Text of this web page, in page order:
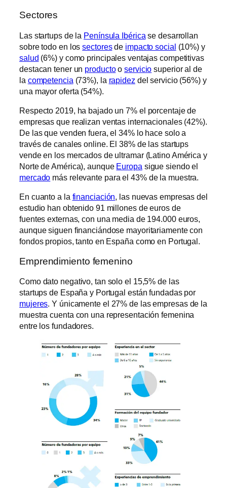
Sectores
Las startups de la Península Ibérica se desarrollan
sobre todo en lossectoresde impacto social (10%) y
salud (6%) y como principales ventajas competitivas
destacan tener un productooservicio superior al de
la competencia (73%), la rapidez del servicio (56%) y
una mayor oferta (54%).
Respecto 2019, ha bajado un 7% el porcentaje de
empresas que realizan ventas internacionales (42%).
De las que venden fuera, el 34% lo hace solo a
través de canales online. El 38% de las startups
vende en los mercados de ultramar (Latino América y
Norte de América), aunque Europa sigue siendo el
mercado más relevante para el 43% de la muestra.
En cuanto a la financiación, las nuevas empresas del
estudio han obtenido 91 millones de euros de
fuentes externas, con una media de 194.000 euros,
aunque siguen financiándose mayoritariamente con
fondos propios, tanto en España como en Portugal.
Emprendimiento femenino
Como dato negativo, tan solo el 15,5% de las
startups de España y Portugal están fundadas por
mujeres. Y únicamente el 27% de las empresas de la
muestra cuenta con una representación femenina
entre los fundadores.